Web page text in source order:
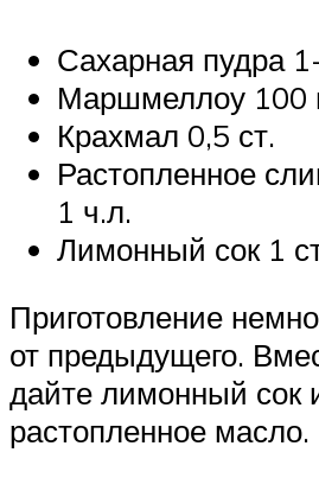
Сахарная пудра
Маршмеллоу 100
Крахмал 0,5 ст.
Растопленное
1 ч.л.
Лимонный сок 1
Приготовление
от предыдущего.
дайте лимонный сок
растопленное масло.